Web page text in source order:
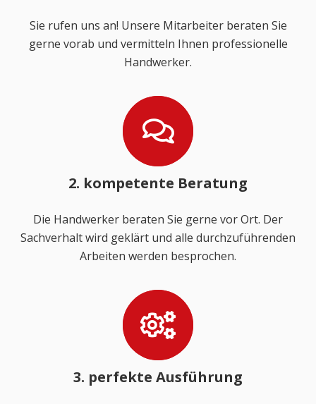
Sie rufen uns an! Unsere Mitarbeiter beraten Sie
gerne vorab und vermitteln Ihnen professionelle
Handwerker.
2. kompetente Beratung
Die Handwerker beraten Sie gerne vor Ort. Der
Sachverhalt wird geklärt und alle durchzuführenden
Arbeiten werden besprochen.
3. perfekte Ausführung